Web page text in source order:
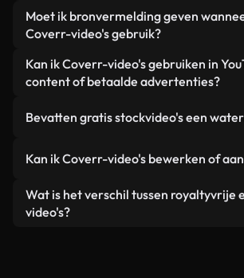
achtergrond. Zo blijft de kwaliteit
laadtijden geminimaliseerd en
statistieken zoals LCP verbeterd.
Met Coverr AI Studio maak je direct
Beschrijf de scène – bijvoorbeeld
enkele seconden een
voldoet aan onze
Moet ik bronvermelding geven
Coverr-video's gebruik?
Naamsvermelding is niet vereist.
onze stockbibliotheek zijn royaltyvrij
hoewel dit altijd op prijs wordt
Kan ik Coverr-video's gebruiken in
content of betaalde advertenties?
gebruikt in YouTube-video's met
advertenties van klanten, zolang je
een losstaand product.
Bevatten gratis stockvideo's een
zijn of door AI gegenereerd – bevat
Je krijgt schoon, direct bruikbaar
Kan ik Coverr-video's bewerken of
Ja. Je mag onze video's inkorten,
remixen. Zorg er wel voor dat het
Wat is het verschil tussen royaltyvrije
video's?